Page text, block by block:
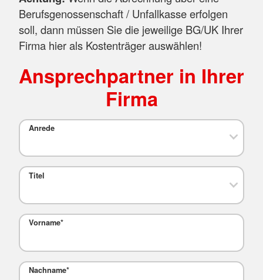
Berufsgenossenschaft / Unfallkasse erfolgen
soll, dann müssen Sie die jeweilige BG/UK Ihrer
Firma hier als Kostenträger auswählen!
Ansprechpartner in Ihrer
Firma
Anrede
Titel
Vorname*
Nachname*